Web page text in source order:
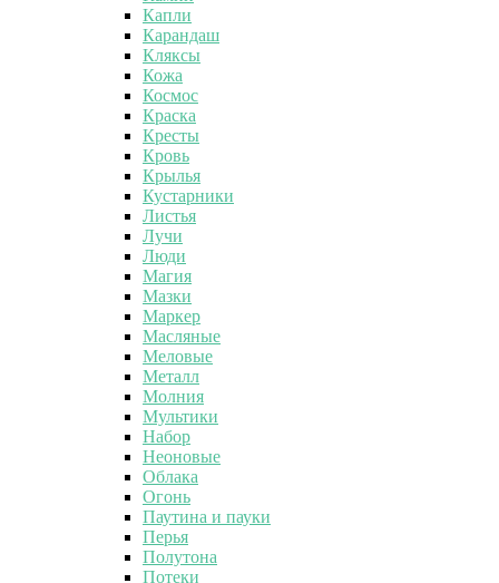
Капли
Карандаш
Кляксы
Кожа
Космос
Краска
Кресты
Кровь
Крылья
Кустарники
Листья
Лучи
Люди
Магия
Мазки
Маркер
Масляные
Меловые
Металл
Молния
Мультики
Набор
Неоновые
Облака
Огонь
Паутина и пауки
Перья
Полутона
Потеки